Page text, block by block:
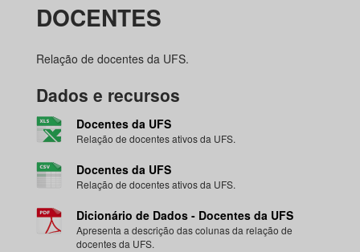
DOCENTES
Relação de docentes da UFS.
Dados e recursos
Docentes da UFS
Relação de docentes ativos da UFS.
Docentes da UFS
Relação de docentes ativos da UFS.
Dicionário de Dados - Docentes da UFS
Apresenta a descrição das colunas da relação de
docentes da UFS.